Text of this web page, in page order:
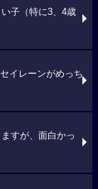
子（特に3、4歳
イレーンがめっち
すが、面白かっ